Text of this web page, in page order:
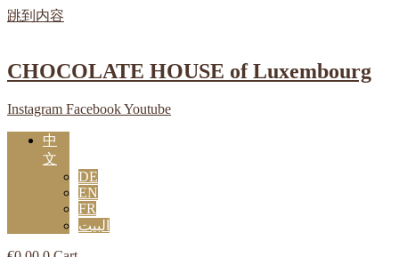
跳到内容
CHOCOLATE HOUSE of Luxembourg
Instagram FacebookYoutube
中
文
DE
EN
FR
البيت